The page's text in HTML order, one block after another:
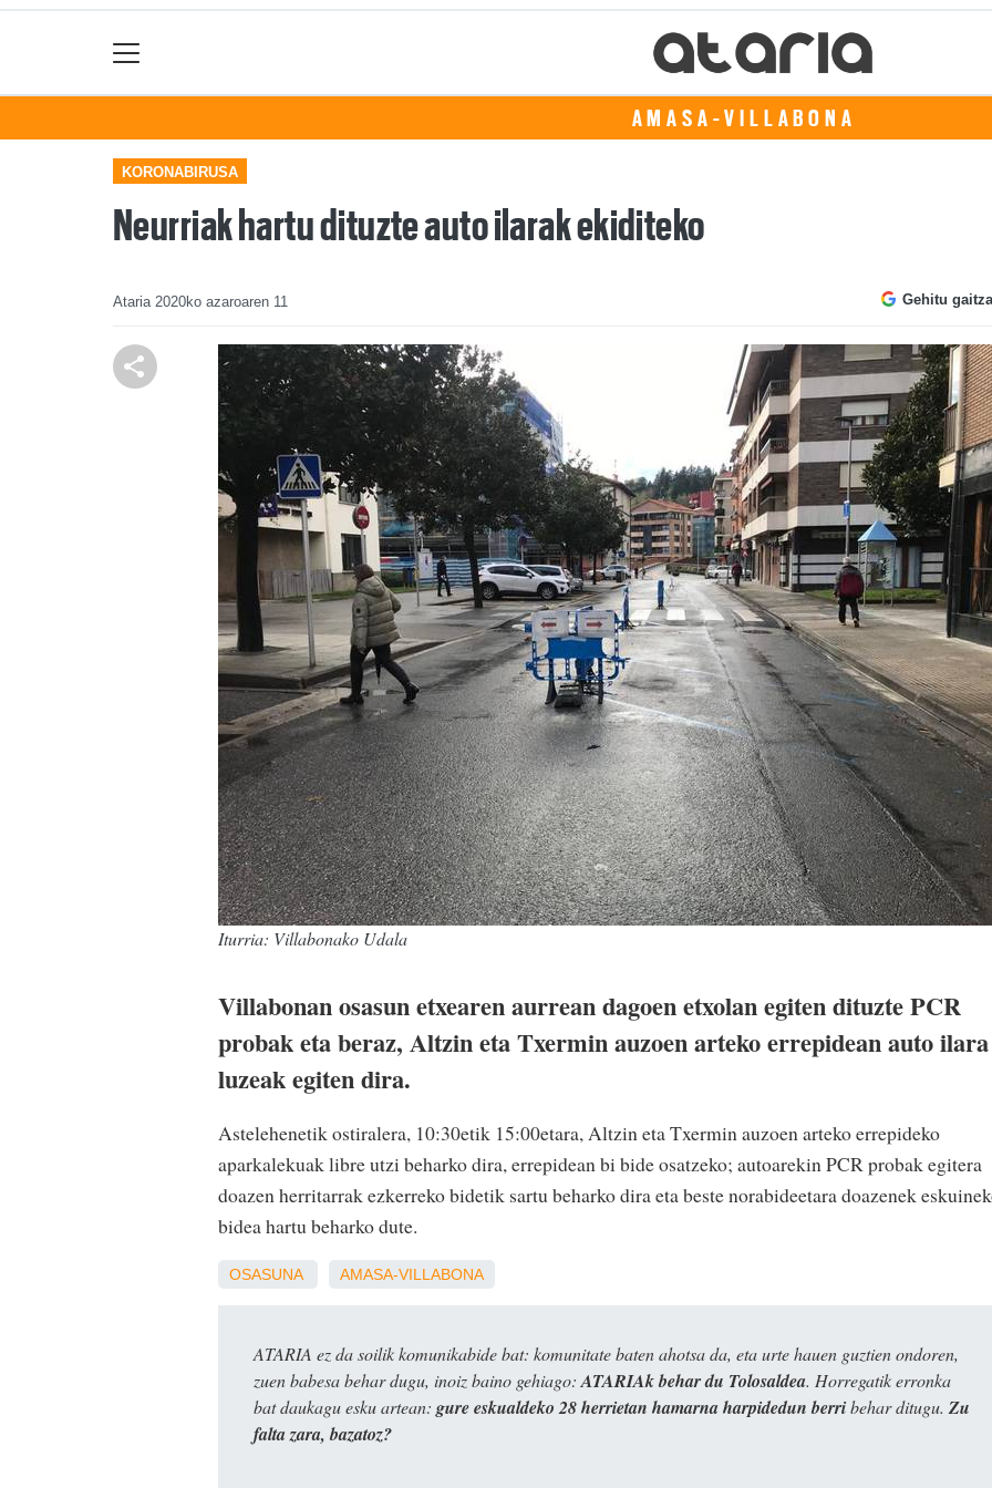
AMASA-VILLABONA
KORONABIRUSA
Neurriak hartu dituzte auto ilarak ekiditeko
Ataria 2020ko azaroaren 11 Gehitu
Iturria: Villabonako Udala
Villabonan osasun etxearen aurrean dagoen etxolan egiten dituzte PCR
probak eta beraz, Altzin eta Txermin auzoen arteko errepidean auto ilara
luzeak egiten dira.
Astelehenetik ostiralera, 10:30etik 15:00etara, Altzin eta Txermin auzoen arteko errepideko
aparkalekuak libre utzi beharko dira, errepidean bi bide osatzeko; autoarekin PCR probak egitera
doazen herritarrak ezkerreko bidetik sartu beharko dira eta beste norabideetara doazenek
bidea hartu beharko dute.
OSASUNA AMASA-VILLABONA
ATARIA ez da soilik komunikabide bat: komunitate baten ahotsa da, eta urte hauen guztien ondoren,
zuen babesa behar dugu, inoiz baino gehiago: ATARIAk behar du Tolosaldea. Horregatik erronka
bat daukagu esku artean: gure eskualdeko 28 herrietan hamarna harpidedun berribehar ditugu. Zu
falta zara, bazatoz?